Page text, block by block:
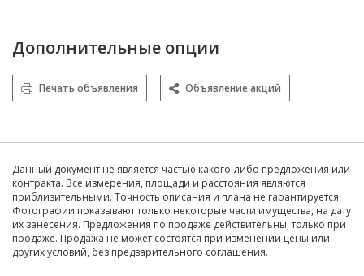
Дополнительные опции
Печать объявления Объявление акций
Данный документ не является частью какого-либо предложения или
контракта. Все измерения, площади и расстояния являются
приблизительными. Точность описания и плана не гарантируется.
Фотографии показывают только некоторые части имущества, на дату
их занесения. Предложения по продаже действительны, только при
продаже. Продажа не может состоятся при изменении цены или
других условий, без предварительного соглашения.